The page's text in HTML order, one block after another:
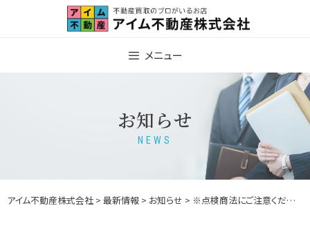
メニュー
お知らせ
NEWS
アイム不動産株式会社 > 最新情報 > お知らせ > ※点検商法にご注意ください※